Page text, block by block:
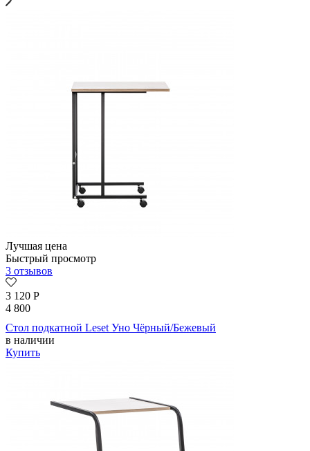
Лучшая цена
Быстрый просмотр
3 отзывов
3 120 Р
4 800
Стол подкатной Leset Уно Чёрный/Бежевый
в наличии
Купить